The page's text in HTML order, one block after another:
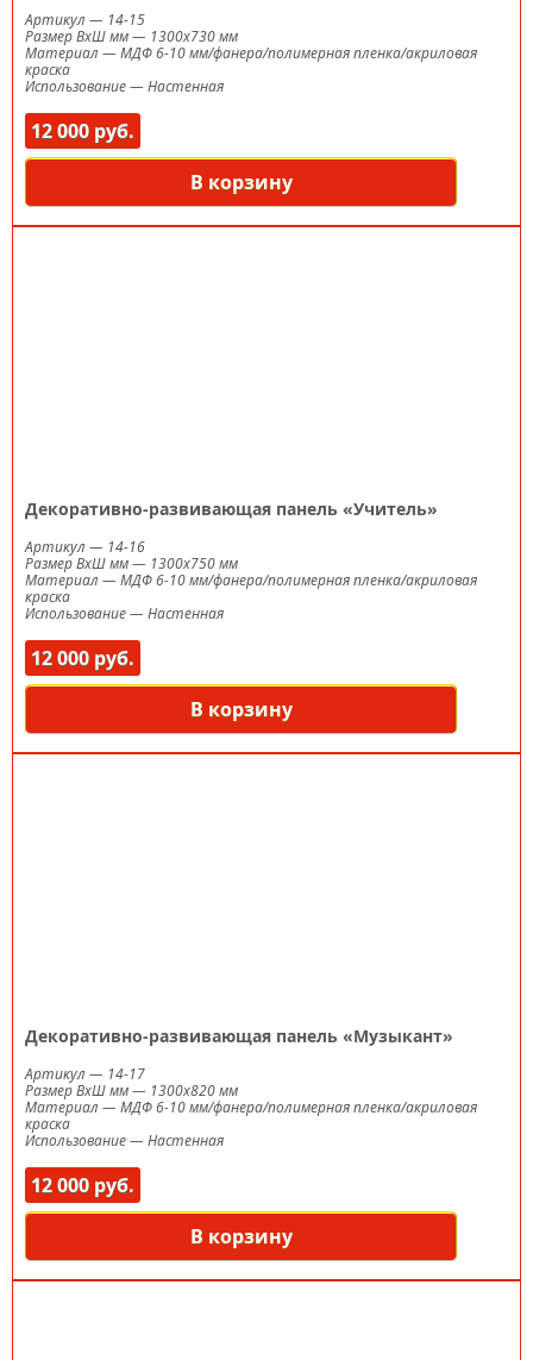
Артикул — 14-15
Размер ВxШ мм— 1300х730 мм
Материал — МДФ 6-10 мм/фанера/полимерная пленка/акриловая
краска
Использование— Настенная
12 000 руб.
В корзину
Декоративно-развивающая панель «Учитель»
Артикул — 14-16
Размер ВxШ мм— 1300х750 мм
Материал — МДФ 6-10 мм/фанера/полимерная пленка/акриловая
краска
Использование— Настенная
12 000 руб.
В корзину
Декоративно-развивающая панель «Музыкант»
Артикул — 14-17
Размер ВxШ мм— 1300х820 мм
Материал — МДФ 6-10 мм/фанера/полимерная пленка/акриловая
краска
Использование— Настенная
12 000 руб.
В корзину